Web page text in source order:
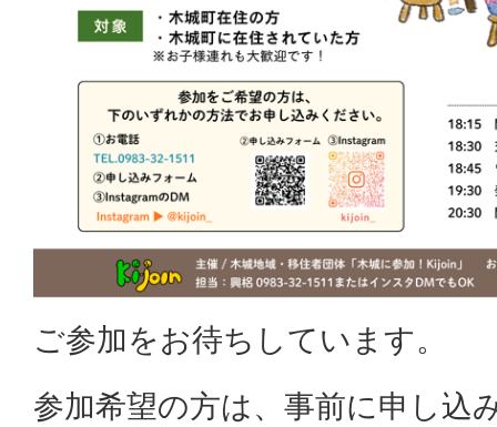
ご参加をお待ちしています。
参加希望の方は、事前に申し込